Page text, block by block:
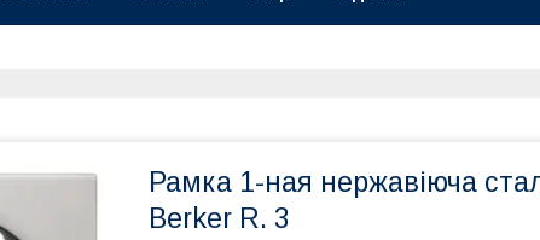
Рамка 1-ная нержавіюча
Berker R. 3